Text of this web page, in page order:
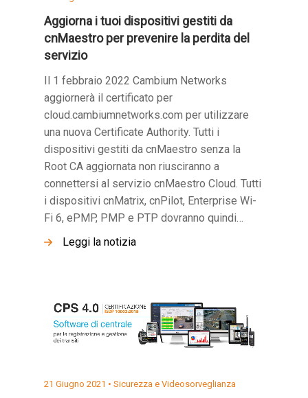
Aggiorna i tuoi dispositivi gestiti da
cnMaestro per prevenire la perdita del
servizio
Il 1 febbraio 2022 Cambium Networks
aggiornerà il certificato per
cloud.cambiumnetworks.com per utilizzare
una nuova Certificate Authority. Tutti i
dispositivi gestiti da cnMaestro senza la
Root CA aggiornata non riusciranno a
connettersi al servizio cnMaestro Cloud. Tutti
i dispositivi cnMatrix, cnPilot, Enterprise Wi-
Fi 6, ePMP, PMP e PTP dovranno quindi…
Leggi la notizia
21 Giugno 2021 • Sicurezza e Videosorveglianza